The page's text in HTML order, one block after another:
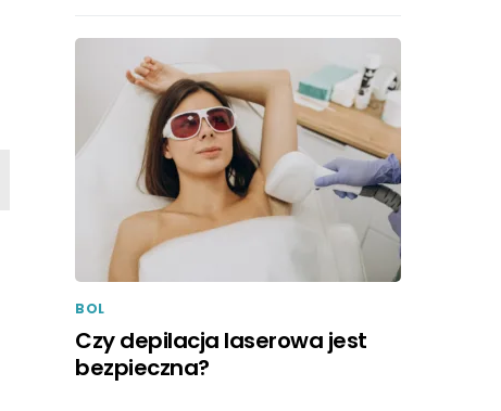
BOL
Czy depilacja laserowa jest
bezpieczna?